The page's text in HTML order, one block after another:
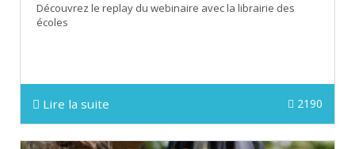
Découvrez le replay du webinaire avec la librairie des
écoles
Lire la suite 2190